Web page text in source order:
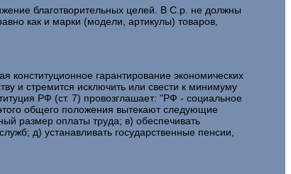
благотворительных целей. В С.р. не должны
как и марки (модели, артикулы) товаров,
гарантирование экономических
и стремится исключить или свести к минимуму
РФ (ст. 7) провозглашает: "РФ - социальное
общего положения вытекают следующие
размер оплаты труда; в) обеспечивать
д) устанавливать государственные пенсии,